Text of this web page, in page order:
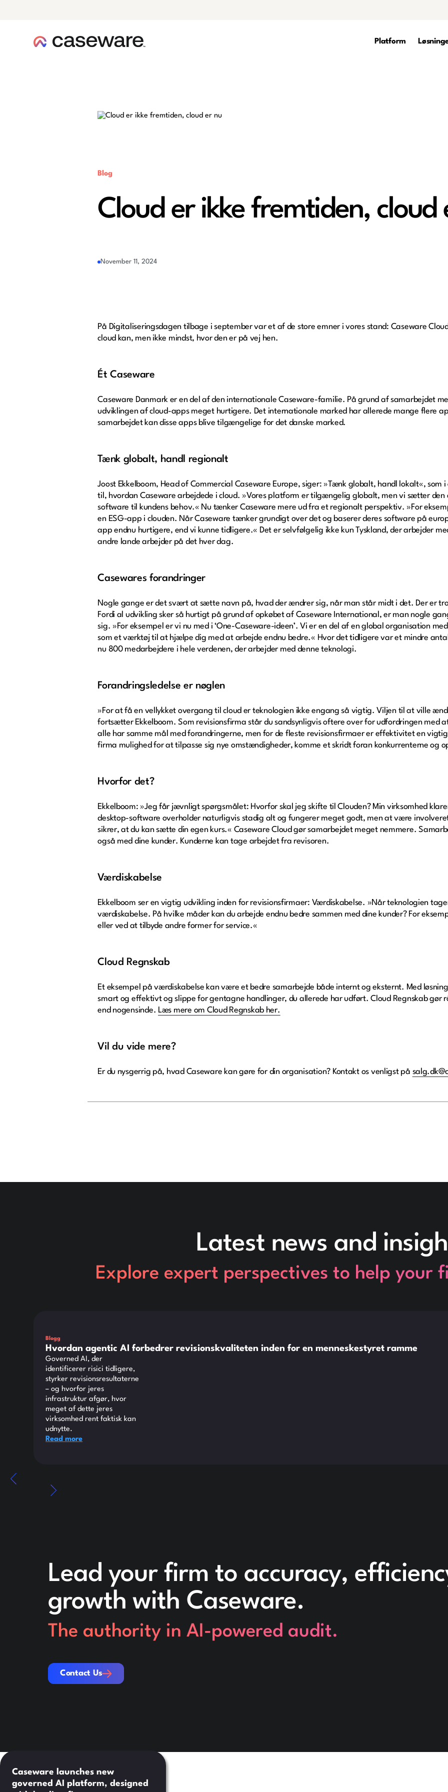
Platform
Blog
Cloud er ikke fremtiden, cloud
November 11, 2024
På Digitaliseringsdagen tilbage i september var et af de store emner i vores stand: Caseware
cloud kan, men ikke mindst, hvor den er på vej hen.
Ét Caseware
Caseware Danmark er en del af den internationale Caseware-familie. På grund af samarbejdet
udviklingen af cloud-apps meget hurtigere. Det internationale marked har allerede mange flere
samarbejdet kan disse apps blive tilgængelige for det danske marked.
Tænk globalt, handl regionalt
Joost Ekkelboom, Head of Commercial Caseware Europe, siger: »Tænk globalt, handl lokalt«, som
til, hvordan Caseware arbejdede i cloud. »Vores platform er tilgængelig globalt, men vi sætter den
software til kundens behov.« Nu tænker Caseware mere ud fra et regionalt perspektiv. »For
en ESG-app i clouden. Når Caseware tænker grundigt over det og baserer deres software på
app endnu hurtigere, end vi kunne tidligere.« Det er selvfølgelig ikke kun Tyskland, der arbejder
andre lande arbejder på det hver dag.
Casewares forandringer
Nogle gange er det svært at sætte navn på, hvad der ændrer sig, når man står midt i det. Der er
Fordi al udvikling sker så hurtigt på grund af opkøbet af Caseware International, er man nogle
sig. »For eksempel er vi nu med i ‘One-Caseware-ideen’. Vi er en del af en global organisation
som et værktøj til at hjælpe dig med at arbejde endnu bedre.« Hvor det tidligere var et mindre
nu 800 medarbejdere i hele verdenen, der arbejder med denne teknologi.
Forandringsledelse er nøglen
»For at få en vellykket overgang til cloud er teknologien ikke engang så vigtig. Viljen til at ville
fortsætter Ekkelboom. Som revisionsfirma står du sandsynligvis oftere over for udfordringen med
alle har samme mål med forandringerne, men for de fleste revisionsfirmaer er effektivitet en
firma mulighed for at tilpasse sig nye omstændigheder, komme et skridt foran konkurrenterne og
Hvorfor det?
Ekkelboom: »Jeg får jævnligt spørgsmålet: Hvorfor skal jeg skifte til Clouden? Min virksomhed
desktop-software overholder naturligvis stadig alt og fungerer meget godt, men at være
sikrer, at du kan sætte din egen kurs.« Caseware Cloud gør samarbejdet meget nemmere.
også med dine kunder. Kunderne kan tage arbejdet fra revisoren.
Værdiskabelse
Ekkelboom ser en vigtig udvikling inden for revisionsfirmaer: Værdiskabelse. »Når teknologien
værdiskabelse. På hvilke måder kan du arbejde endnu bedre sammen med dine kunder? For
eller ved at tilbyde andre former for service.«
Cloud Regnskab
Et eksempel på værdiskabelse kan være et bedre samarbejde både internt og eksternt. Med
smart og effektivt og slippe for gentagne handlinger, du allerede har udført. Cloud Regnskab gør
end nogensinde. Læs mere om Cloud Regnskab her.
Vil du vide mere?
Er du nysgerrig på, hvad Caseware kan gøre for din organisation? Kontakt os venligst på
Latest news and
Explore expert perspectives to help your
Blogg
Hvordan agentic AI forbedrer revisionskvaliteten inden for en menneskestyret ramme
Governed AI, der
identificerer risici tidligere,
styrker revisionsresultaterne
– og hvorfor jeres
infrastruktur afgør, hvor
meget af dette jeres
virksomhed rent faktisk kan
udnytte.
Read more
Lead your firm to accuracy,
growth with Caseware.
The authority in AI-powered audit.
Contact Us
Contact Us
Caseware launches new
governed AI platform, designed